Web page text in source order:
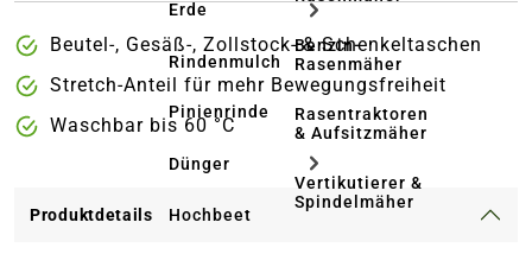
Erde
Rindenmulch
Pinienrinde
Dünger
Hochbeet
Benzin-
Rasenmäher
Rasentraktoren
& Aufsitzmäher
Vertikutierer &
Spindelmäher
Beutel-, Gesäß-, Zollstock- & Schenkeltaschen
Stretch-Anteil für mehr Bewegungsfreiheit
Waschbar bis 60 °C
Produktdetails